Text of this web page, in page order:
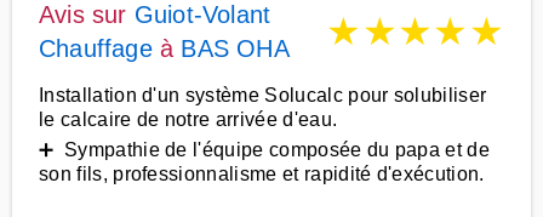
Avis sur Guiot-Volant
Chauffageà BAS OHA ★★★★★
Installation d'un système Solucalc pour solubiliser
le calcaire de notre arrivée d'eau.
➕ Sympathie de l'équipe composée du papa et de
son fils, professionnalisme et rapidité d'exécution.